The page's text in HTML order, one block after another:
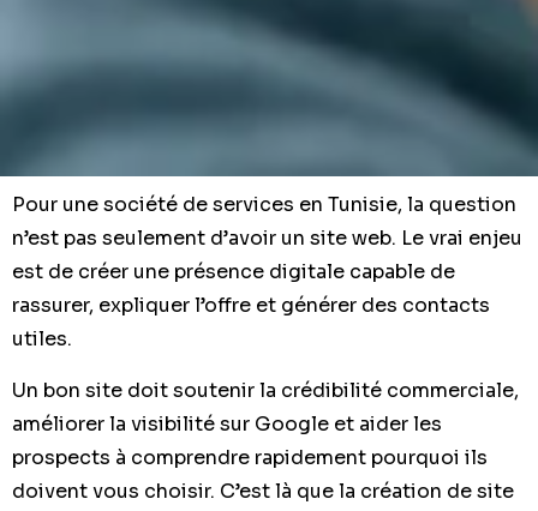
Pour une société de services en Tunisie, la question
n’est pas seulement d’avoir un site web. Le vrai enjeu
est de créer une présence digitale capable de
rassurer, expliquer l’offre et générer des contacts
utiles.
Un bon site doit soutenir la crédibilité commerciale,
améliorer la visibilité sur Google et aider les
prospects à comprendre rapidement pourquoi ils
doivent vous choisir. C’est là que la création de site